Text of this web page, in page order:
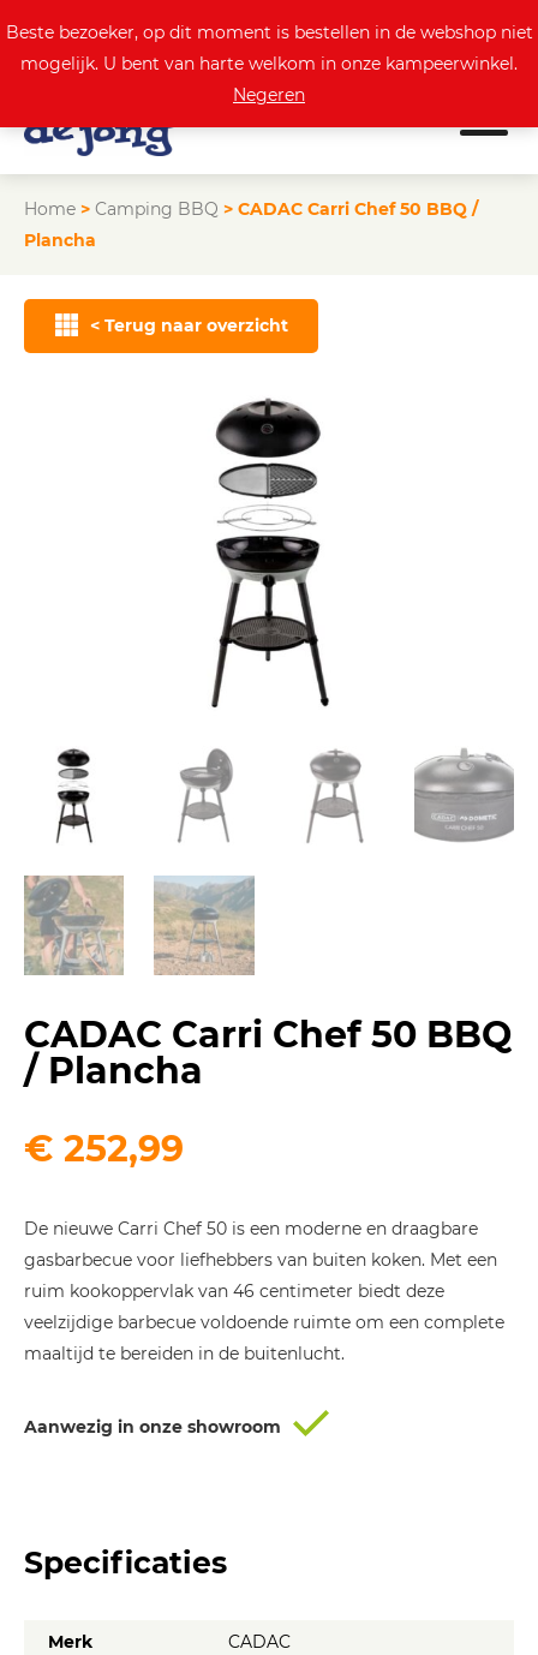
Actuele aanbod
Home > Camping BBQ > CADAC Carri Chef 50 BBQ /
Plancha
< Terug naar overzicht
CADAC Carri Chef 50 BBQ
/ Plancha
€ 252,99
De nieuwe Carri Chef 50 is een moderne en draagbare
gasbarbecue voor liefhebbers van buiten koken. Met een
ruim kookoppervlak van 46 centimeter biedt deze
veelzijdige barbecue voldoende ruimte om een complete
maaltijd te bereiden in de buitenlucht.
Aanwezig in onze showroom
Specificaties
Merk
CADAC
Beste bezoeker, op dit moment is bestellen in de webshop niet
mogelijk. U bent van harte welkom in onze kampeerwinkel.
Negeren